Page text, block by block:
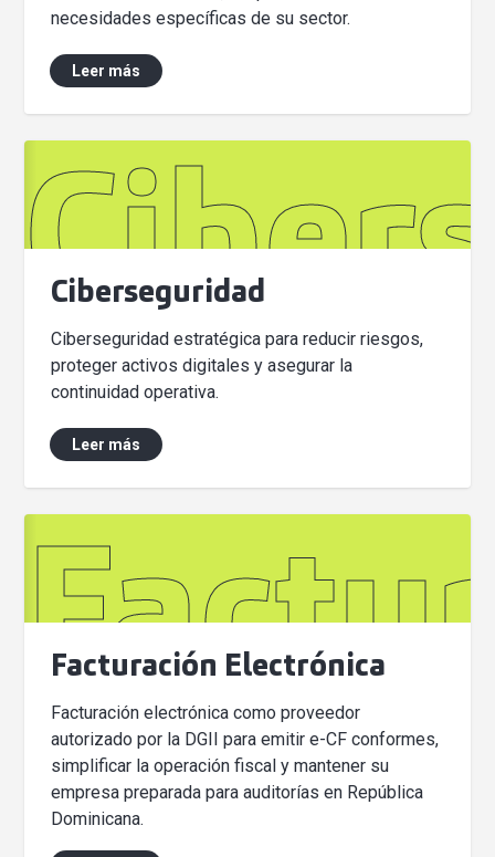
necesidades específicas de su sector.
Leer más
Ciberseguridad
Ciberseguridad estratégica para reducir riesgos,
proteger activos digitales y asegurar la
continuidad operativa.
Leer más
Facturación Electrónica
Facturación electrónica como proveedor
autorizado por la DGII para emitir e-CF conformes,
simplificar la operación fiscal y mantener su
empresa preparada para auditorías en República
Dominicana.